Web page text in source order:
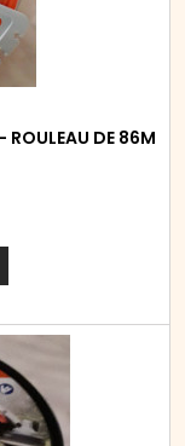
ROULEAU DE 86M